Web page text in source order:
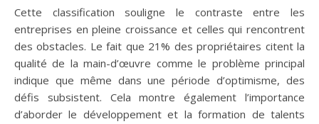
Cette classification souligne le contraste entre les
entreprises en pleine croissance et celles qui rencontrent
des obstacles. Le fait que 21% des propriétaires citent la
qualité de la main-d’œuvre comme le problème principal
indique que même dans une période d’optimisme, des
défis subsistent. Cela montre également l’importance
d’aborder le développement et la formation de talents